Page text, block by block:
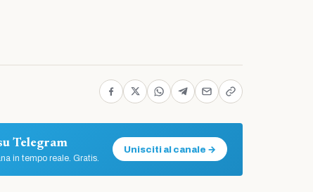
Telegram
in tempo reale. Gratis.
Unisciti al canale →